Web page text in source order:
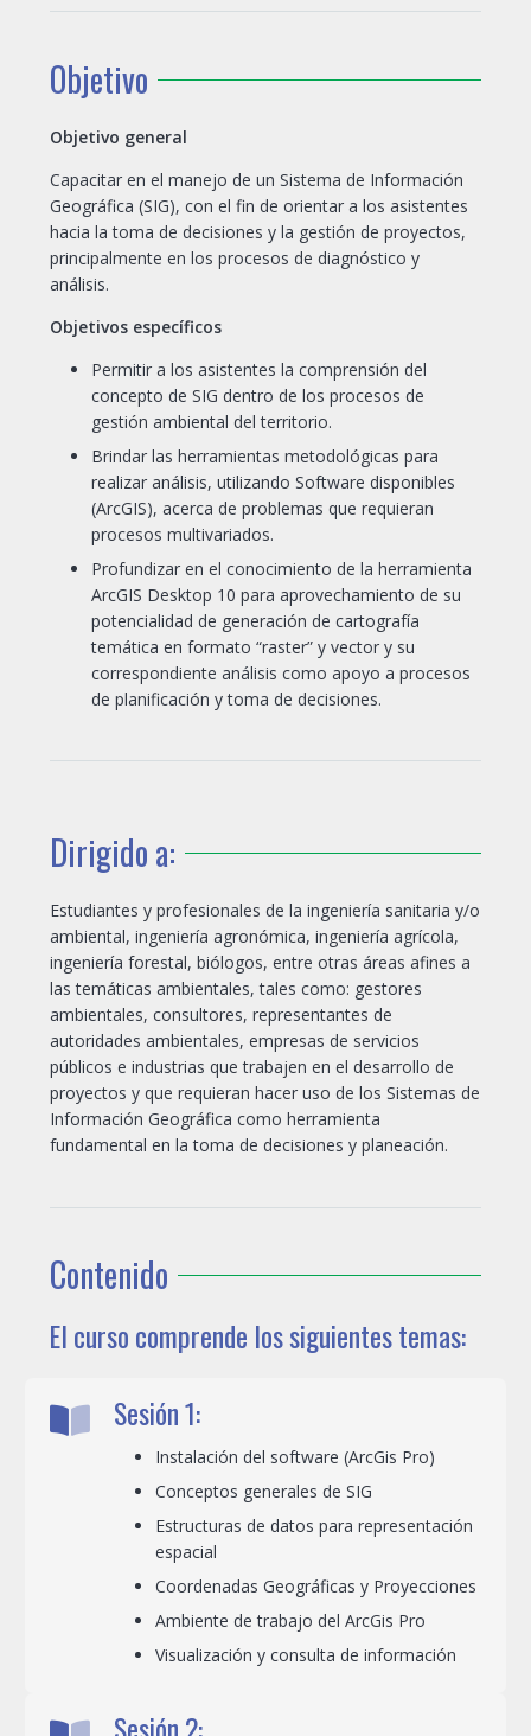
Objetivo
Objetivo general
Capacitar en el manejo de un Sistema de Información
Geográfica (SIG), con el fin de orientar a los asistentes
hacia la toma de decisiones y la gestión de proyectos,
principalmente en los procesos de diagnóstico y
análisis.
Objetivos específicos
Permitir a los asistentes la comprensión del
concepto de SIG dentro de los procesos de
gestión ambiental del territorio.
Brindar las herramientas metodológicas para
realizar análisis, utilizando Software disponibles
(ArcGIS), acerca de problemas que requieran
procesos multivariados.
Profundizar en el conocimiento de la herramienta
ArcGIS Desktop 10 para aprovechamiento de su
potencialidad de generación de cartografía
temática en formato “raster” y vector y su
correspondiente análisis como apoyo a procesos
de planificación y toma de decisiones.
Dirigido a:
Estudiantes y profesionales de la ingeniería sanitaria y/o
ambiental, ingeniería agronómica, ingeniería agrícola,
ingeniería forestal, biólogos, entre otras áreas afines a
las temáticas ambientales, tales como: gestores
ambientales, consultores, representantes de
autoridades ambientales, empresas de servicios
públicos e industrias que trabajen en el desarrollo de
proyectos y que requieran hacer uso de los Sistemas de
Información Geográfica como herramienta
fundamental en la toma de decisiones y planeación.
Contenido
El curso comprende los siguientes temas:
Sesión 1:
Instalación del software (ArcGis Pro)
Conceptos generales de SIG
Estructuras de datos para representación
espacial
Coordenadas Geográficas y Proyecciones
Ambiente de trabajo del ArcGis Pro
Visualización y consulta de información